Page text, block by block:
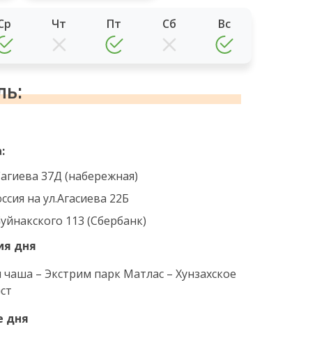
Чт Пт Сб Вс
37Д (набережная)
на ул.Агасиева 22Б
113 (Сбербанк)
дня
– Экстрим парк Матлас – Хунзахское
дня